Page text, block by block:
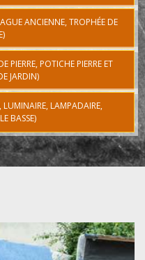
ANCIENNE, TROPHÉE DE
PIERRE, POTICHE PIERRE ET
JARDIN)
LAMPADAIRE,
BASSE)